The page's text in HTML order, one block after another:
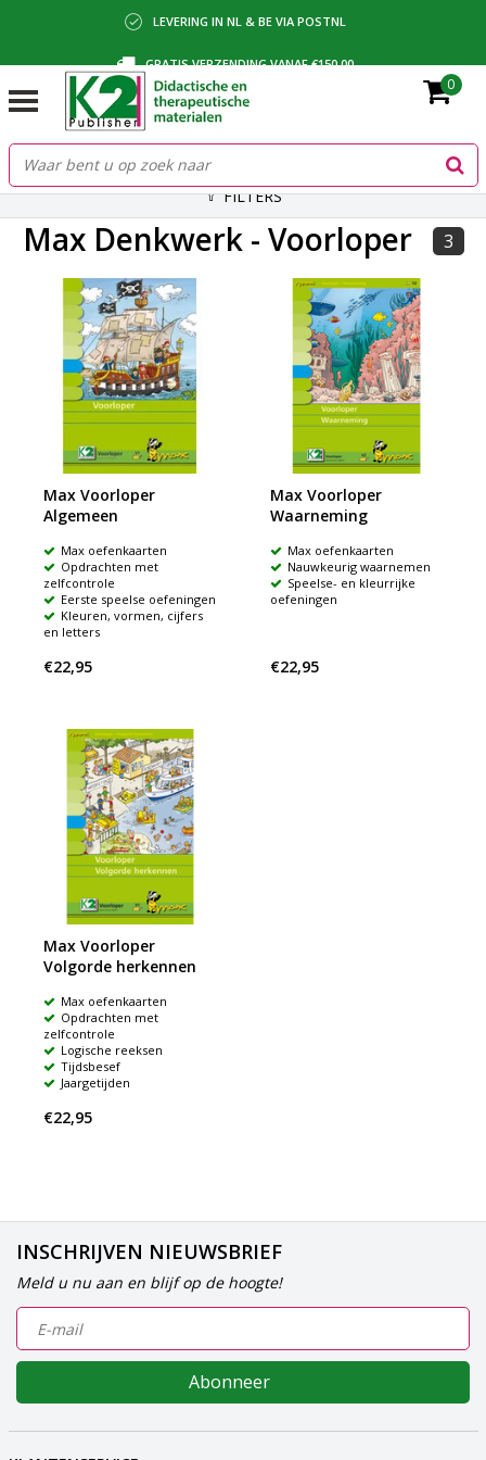
LEVERING IN NL & BE VIA POSTNL
GRATIS VERZENDING VANAF €150,00
BETALING VIA IDEAL, BANCONTACT OF FACTUUR
0
FILTERS
Max Denkwerk - Voorloper 3
Max Voorloper
Algemeen
Max oefenkaarten
Opdrachten met
zelfcontrole
Eerste speelse oefeningen
Kleuren, vormen, cijfers
en letters
€22,95
Max Voorloper
Waarneming
Max oefenkaarten
Nauwkeurig waarnemen
Speelse- en kleurrijke
oefeningen
€22,95
Max Voorloper
Volgorde herkennen
Max oefenkaarten
Opdrachten met
zelfcontrole
Logische reeksen
Tijdsbesef
Jaargetijden
€22,95
INSCHRIJVEN NIEUWSBRIEF
Meld u nu aan en blijf op de hoogte!
Abonneer